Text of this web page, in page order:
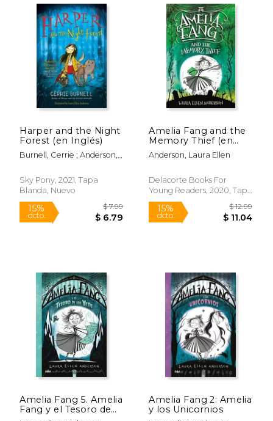
dcto. $ 6.79
Rápido
dcto.
Harper and the Night
Forest (en Inglés)
Burnell, Cerrie ; Anderson,
Sky Pony, 2021, Tapa
Blanda, Nuevo
Amelia Fang and the
Memory Thief (en
Inglés)
Anderson, Laura Ellen
Delacorte Books For
Young Readers, 2020, Tapa
Dura, Nuevo
Amelia Fang 5. Amelia
Fang y el Tesoro de
Amelia Fang 2: Amelia
y los Unicornios